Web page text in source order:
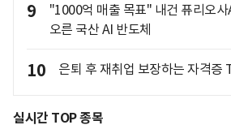
9
"1000억 매출 목표" 내건 퓨리오
오른 국산 AI 반도체
10 은퇴 후 재취업 보장하는 자격증
실시간 TOP 종목